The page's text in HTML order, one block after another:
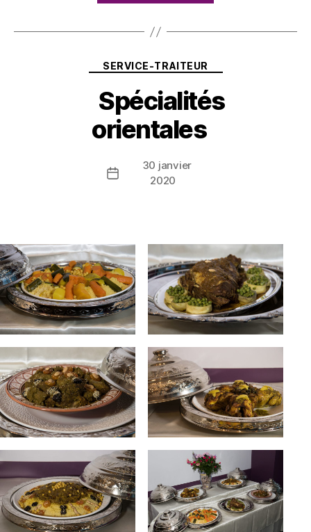
Catégories
SERVICE-TRAITEUR
Spécialités
orientales
Date
30 janvier
2020